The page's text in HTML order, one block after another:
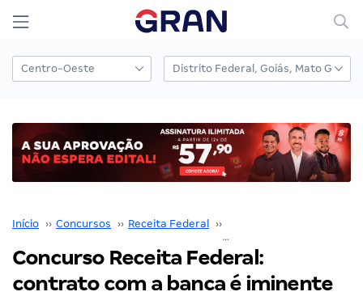
Início ›› Concursos ›› Receita Federal ››
Concurso Receita Federal:
contrato com a banca é iminente